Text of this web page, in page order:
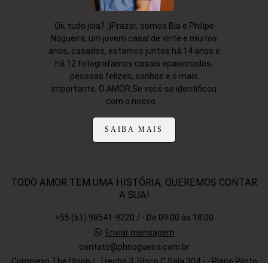
Oii, tudo joia? :)Prazer, somos Bia e Philipe
Nogueira, um jovem casal de vinte e muitos
anos, casados, estamos juntos há 14 anos e
há 12 fotografamos casais apaixonados,
pessoas felizes, sonhos e o mais
importante, O AMOR.Se você se identificou
com o nosso ...
SAIBA MAIS
TODO AMOR TEM UMA HISTÓRIA, QUEREMOS CONTAR
A SUA!
+55 (61) 98541-9220 / - De 09:00 às 18:00
Enviar mensagem
contato@phnogueira.com.br